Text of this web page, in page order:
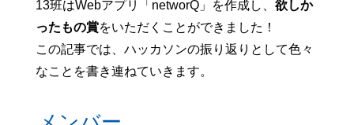
13班はWebアプリ「networQ」を作成し、 欲しか
ったもの賞をいただくことができました！
この記事では、ハッカソンの振り返りとして色々
なことを書き連ねていきます。